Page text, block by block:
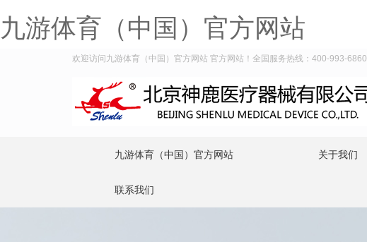
九游体育（中国）官方网站
欢迎访问九游体育（中国）官方网站 官方网站！全国服务热线：400-993-6860
九游体育（中国）官方网站 关于我们
联系我们